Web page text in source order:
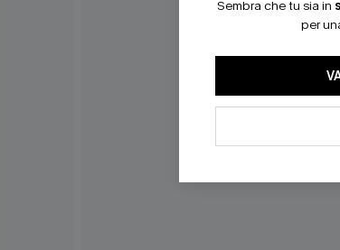
Sembra che tu sia in
per